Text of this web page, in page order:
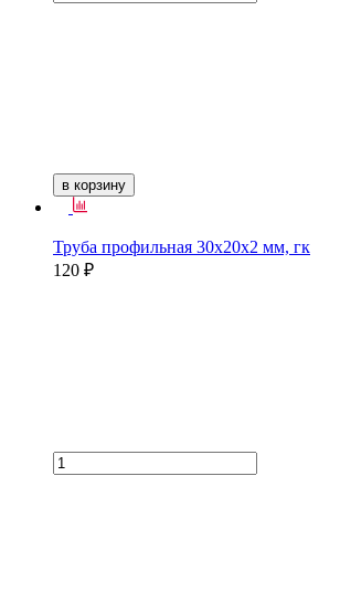
в корзину
Труба профильная 30х20х2 мм, гк
120 ₽